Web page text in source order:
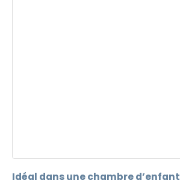
Idéal dans une chambre d’enfant